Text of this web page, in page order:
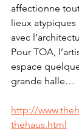
affectionne
lieux
avec
Pour TOA,
espace
grande halle…
http://
thehaus.html